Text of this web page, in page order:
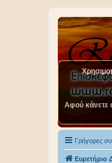
Γρήγορες
Ευρετήριο
Αφού κάνετε